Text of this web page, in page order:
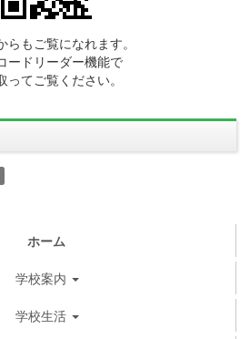
らもご覧になれます。
ードリーダー機能で
ってご覧ください。
ホーム
学校案内
学校生活